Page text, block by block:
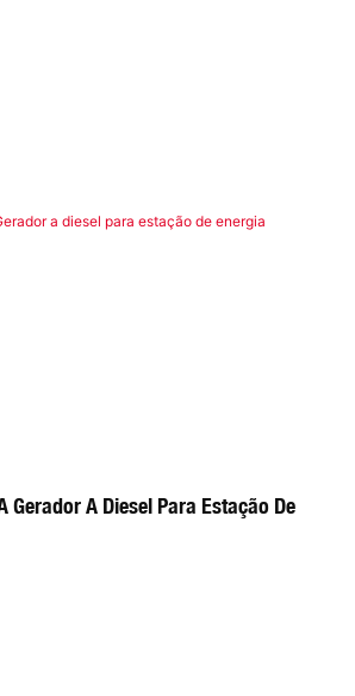
Gerador A Diesel Para Estação De